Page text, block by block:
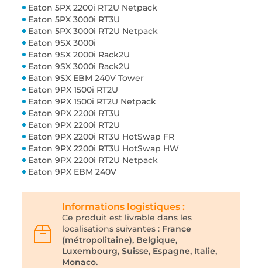
Eaton 5PX 2200i RT2U Netpack
Eaton 5PX 3000i RT3U
Eaton 5PX 3000i RT2U Netpack
Eaton 9SX 3000i
Eaton 9SX 2000i Rack2U
Eaton 9SX 3000i Rack2U
Eaton 9SX EBM 240V Tower
Eaton 9PX 1500i RT2U
Eaton 9PX 1500i RT2U Netpack
Eaton 9PX 2200i RT3U
Eaton 9PX 2200i RT2U
Eaton 9PX 2200i RT3U HotSwap FR
Eaton 9PX 2200i RT3U HotSwap HW
Eaton 9PX 2200i RT2U Netpack
Eaton 9PX EBM 240V
Informations logistiques :
Ce produit est livrable dans les
localisations suivantes : France
(métropolitaine), Belgique,
Luxembourg, Suisse, Espagne, Italie,
Monaco.